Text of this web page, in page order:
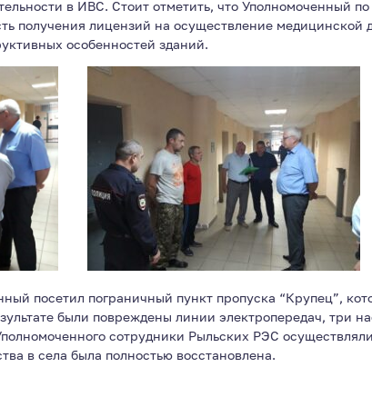
в ИВС. Стоит отметить, что Уполномоченный
получения лицензий на осуществление медицинской
особенностей зданий.
посетил пограничный пункт пропуска “Крупец”,
были повреждены линии электропередач, три
сотрудники Рыльских РЭС
в села была полностью восстановлена.